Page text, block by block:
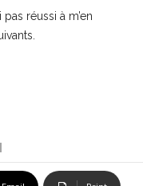
réussi à m’en